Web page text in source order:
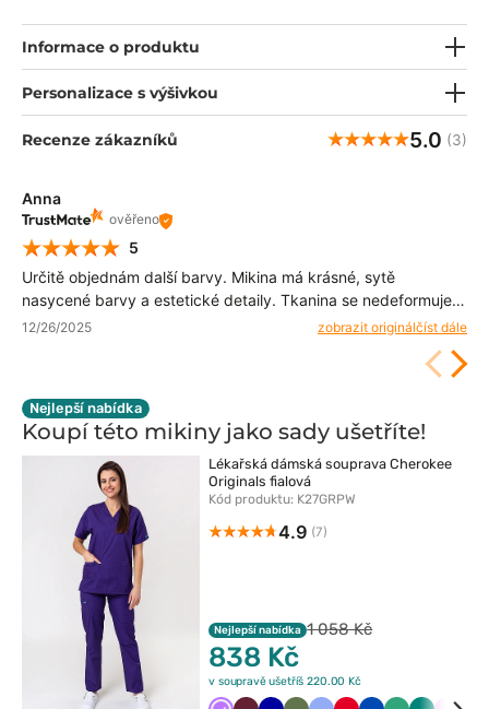
kapsy ovlivňují komfort nošení, ale jak moc zjistíte až během
služby :)
Informace o produktu
Personalizace s výšivkou
Recenze zákazníků 5.0 (3)
Anna
ověřeno
5
Určitě objednám další barvy. Mikina má krásné, sytě
nasycené barvy a estetické detaily. Tkanina se nedeformuje
ani při častém nošení. 💯
12/26/2025 zobrazit originálčíst dále
Nejlepší nabídka
Koupí této mikiny jako sady ušetříte!
Lékařská dámská souprava Cherokee
Originals fialová
Kód produktu: K27GRPW
4.9 (7)
Nejlepší nabídka 1 058 Kč
838 Kč
v soupravě ušetříš 220.00 Kč